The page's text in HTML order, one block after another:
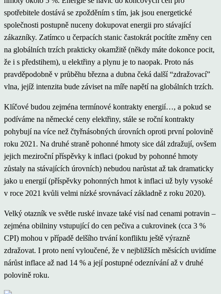
spotřebitele dostává se zpožděním s tím, jak jsou energetické
společnosti postupně nuceny dokupovat energii pro stávající
zákazníky. Zatímco u čerpacích stanic častokrát pocítíte změny cen
na globálních trzích prakticky okamžitě (někdy máte dokonce pocit,
že i s předstihem), u elektřiny a plynu je to naopak. Proto nás
pravděpodobně v průběhu března a dubna čeká další “zdražovací”
vlna, jejíž intenzita bude záviset na míře napětí na globálních trzích.
Klíčové budou zejména termínové kontrakty energií…, a pokud se
podíváme na německé ceny elektřiny, stále se roční kontrakty
pohybují na více než čtyřnásobných úrovních oproti první polovině
roku 2021. Na druhé straně pohonné hmoty sice dál zdražují, ovšem
jejich meziroční příspěvky k inflaci (pokud by pohonné hmoty
zůstaly na stávajících úrovních) nebudou narůstat až tak dramaticky
jako u energií (příspěvky pohonných hmot k inflaci už byly vysoké
v roce 2021 kvůli velmi nízké srovnávací základně z roku 2020).
Velký otazník ve světle ruské invaze také visí nad cenami potravin –
zejména obilniny vstupující do cen pečiva a cukrovinek (cca 3 %
CPI) mohou v případě delšího trvání konfliktu ještě výrazně
zdražovat. I proto není vyloučené, že v nejbližších měsících uvidíme
nárůst inflace až nad 14 % a její postupné odeznívání až v druhé
polovině roku.